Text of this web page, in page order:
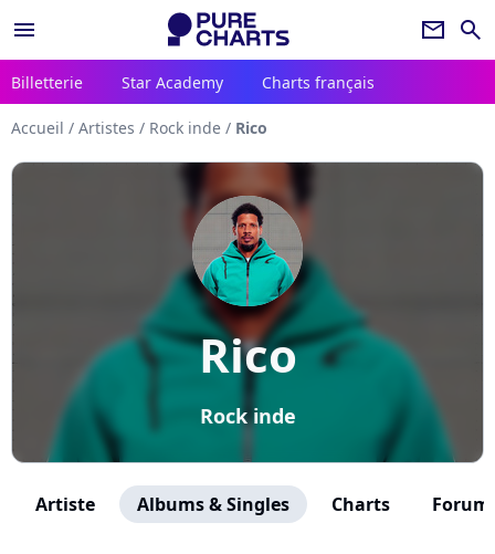
menu newsletter search
Billetterie Star Academy Charts français
Accueil / Artistes / Rock inde / Rico
Rico
Rock inde
Artiste Albums & Singles Charts